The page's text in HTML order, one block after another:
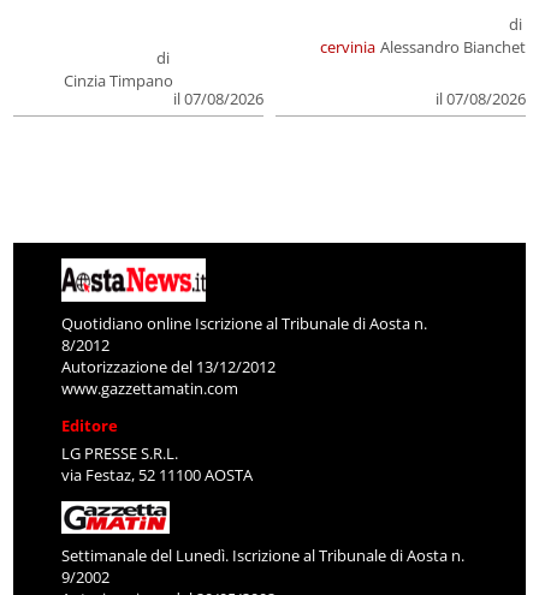
di
Cinzia Timpano
il 07/08/2026
cervinia
di
Alessandro Bianchet
il 07/08/2026
Quotidiano online Iscrizione al Tribunale di Aosta n.
8/2012
Autorizzazione del 13/12/2012
www.gazzettamatin.com
Editore
LG PRESSE S.R.L.
via Festaz, 52 11100 AOSTA
Settimanale del Lunedì. Iscrizione al Tribunale di Aosta n.
9/2002